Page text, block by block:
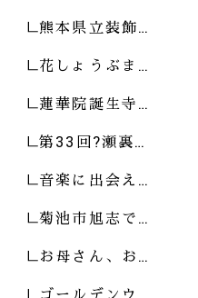
熊本県立装飾…
花しょうぶま…
蓮華院誕生寺…
第33回?瀬裏…
音楽に出会え…
菊池市旭志で…
お母さん、お…
ゴールデンウ…